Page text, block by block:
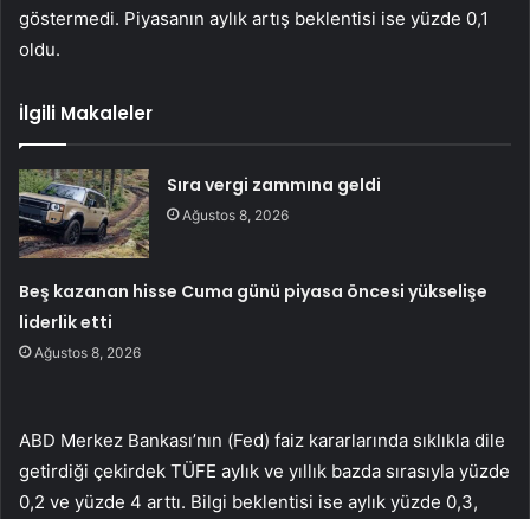
göstermedi. Piyasanın aylık artış beklentisi ise yüzde 0,1
oldu.
İlgili Makaleler
Sıra vergi zammına geldi
Ağustos 8, 2026
Beş kazanan hisse Cuma günü piyasa öncesi yükselişe
liderlik etti
Ağustos 8, 2026
ABD Merkez Bankası’nın (Fed) faiz kararlarında sıklıkla dile
getirdiği çekirdek TÜFE aylık ve yıllık bazda sırasıyla yüzde
0,2 ve yüzde 4 arttı. Bilgi beklentisi ise aylık yüzde 0,3,